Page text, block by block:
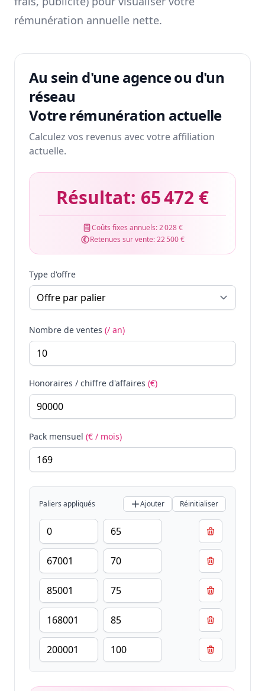
rémunération annuelle nette.
Au sein d'une agence ou d'un
réseau
Votre rémunération actuelle
Calculez vos revenus avec votre affiliation
actuelle.
Résultat: 65 472 €
Coûts fixes annuels:2 028 €
Retenues sur vente:22 500 €
Type d'offre
Nombre de ventes (/ an)
Honoraires / chiffre d'affaires (€)
Pack mensuel (€ / mois)
Paliers appliqués Ajouter Réinitialiser